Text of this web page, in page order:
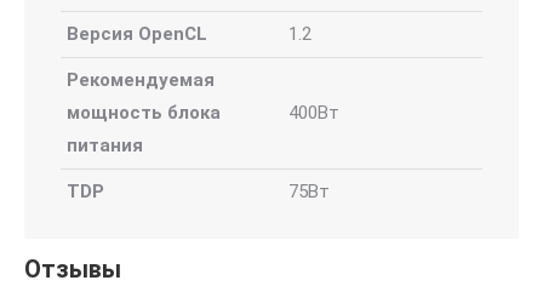
Версия OpenCL 1.2
Рекомендуемая
мощность блока
питания
400Вт
TDP 75Вт
Отзывы